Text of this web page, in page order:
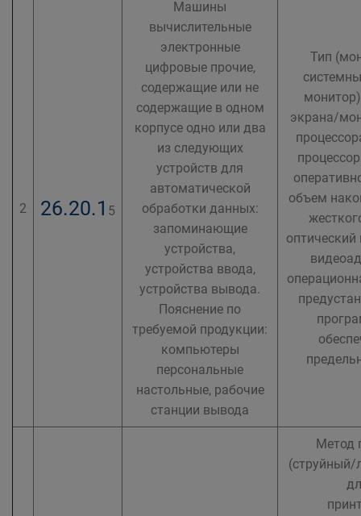
2 26.20.1 5
Машины
вычислительные
электронные
цифровые прочие,
содержащие или не
содержащие в одном
корпусе одно или два
из следующих
устройств для
автоматической
обработки данных:
запоминающие
устройства,
устройства ввода,
устройства вывода.
Пояснение по
требуемой продукции:
компьютеры
персональные
настольные, рабочие
станции вывода
Тип
экрана/
объем
оптический
Метод
(струйный/